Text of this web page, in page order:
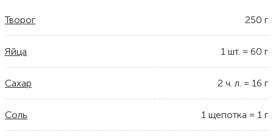
Творог 250 г
Яйца 1 шт. = 60 г
Сахар 2 ч. л. = 16 г
Соль 1 щепотка = 1 г